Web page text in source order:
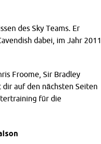
des Sky Teams. Er
dabei, im Jahr 2011
Froome, Sir Bradley
auf den nächsten Seiten
für die